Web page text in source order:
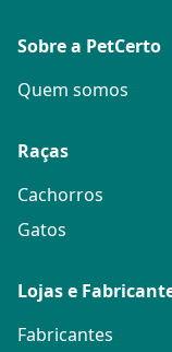
Sobre a PetCerto
Quem somos
Raças
Cachorros
Gatos
Lojas e
Fabricantes